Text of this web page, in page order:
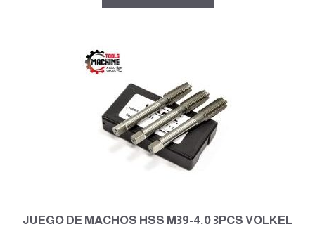
JUEGO DE MACHOS HSS M39-4.0 3PCS VOLKEL